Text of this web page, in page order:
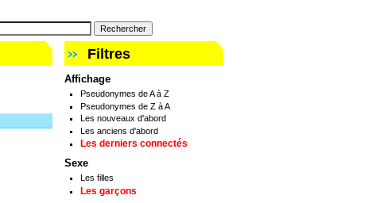
Filtres
Affichage
Pseudonymes de A à Z
Pseudonymes de Z à A
Les nouveaux d'abord
Les anciens d'abord
Les derniers connectés
Sexe
Les filles
Les garçons